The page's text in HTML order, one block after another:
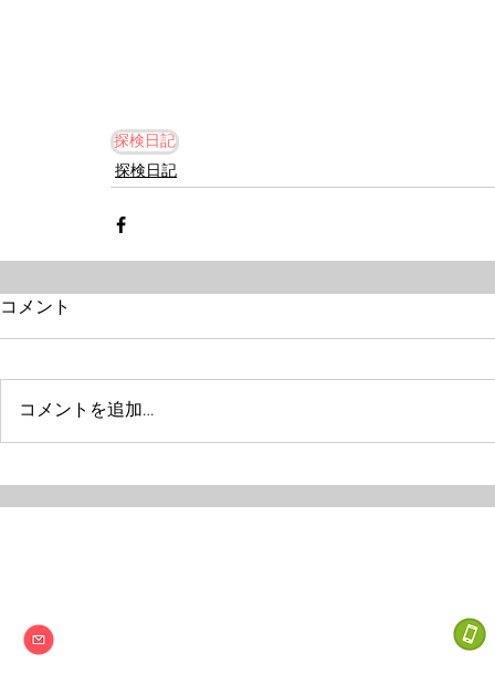
探検日記
探検日記
コメント
コメントを追加…